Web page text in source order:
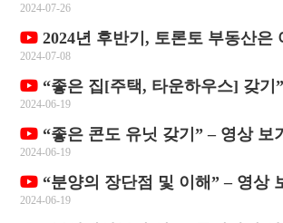
2024-07-26
2024년 후반기, 토론토 부동산은
2024-07-08
“좋은 집[주택, 타운하우스] 갖기
2024-06-19
“좋은 콘도 유닛 갖기” – 영상 보기
2024-06-19
“분양의 장단점 및 이해” – 영상
2024-06-19